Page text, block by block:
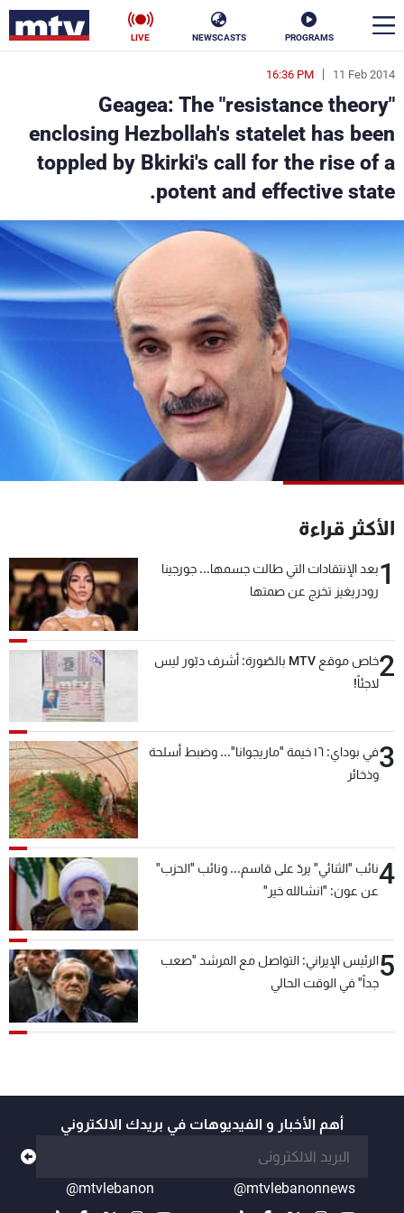
PROGRAMS
NEWSCASTS
LIVE
11 Feb 2014
16:36 PM
Geagea: The "resistance theory"
enclosing Hezbollah's statelet has been
toppled by Bkirki's call for the rise of a
potent and effective state.
الأكثر قراءة
1بعد الإنتقادات التي طالت جسمها... جورجينا
رودريغيز تخرج عن صمتها
2
خاص موقع MTV بالصّورة: أشرف دبّور ليس
لاجئاً!
3
في بوداي: ١٦ خيمة "ماريجوانا"... وضبط أسلحة
وذخائر
4نائب "الثنائي" يردّ على قاسم... ونائب "الحزب"
عن عون: "انشالله خير"
5الرئيس الإيراني: التواصل مع المرشد "صعب
جداً" في الوقت الحالي
أهم الأخبار و الفيديوهات في بريدك الالكتروني
@mtvlebanonnews
@mtvlebanon
en
الأخبار
سياسة ناس
منوعات رياضة
كأس العالم
جدول البرامج
شاهد البرامج
الترددات
الإنـتـاج
سياسة الخصوصية